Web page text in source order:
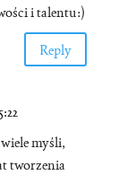
i talentu:)
Reply
myśli,
tworzenia